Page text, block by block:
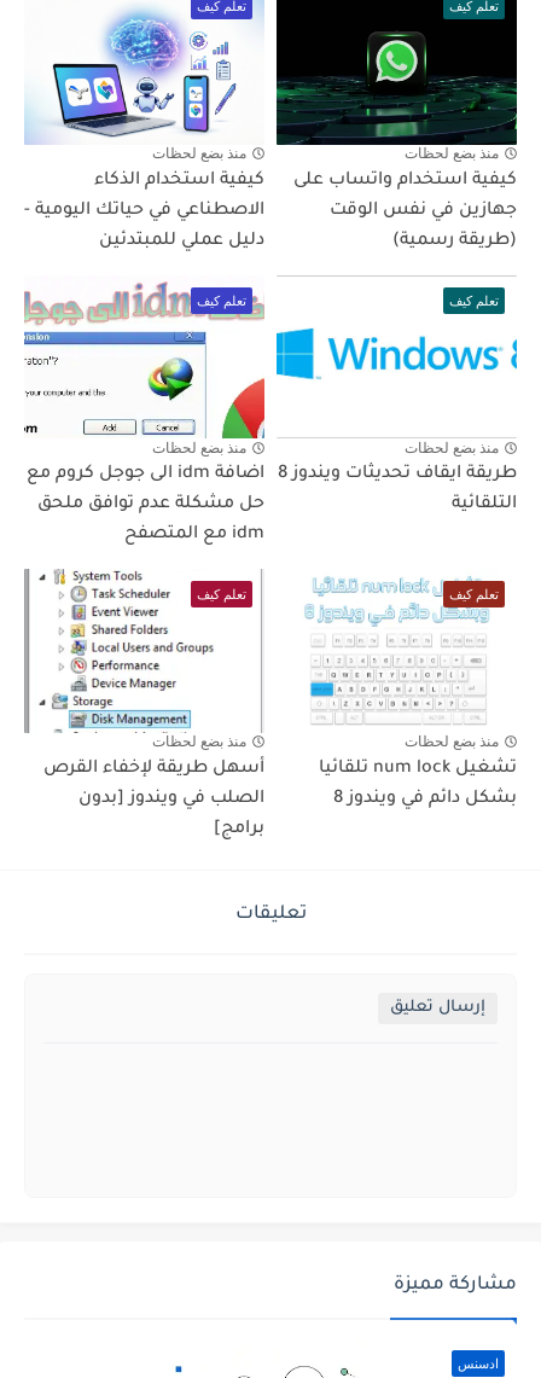
تعلم كيف
منذ بضع لحظات
كيفية استخدام واتساب على
جهازين في نفس الوقت
(طريقة رسمية)
تعلم كيف
منذ بضع لحظات
كيفية استخدام الذكاء
الاصطناعي في حياتك اليومية -
دليل عملي للمبتدئين
تعلم كيف
منذ بضع لحظات
طريقة ايقاف تحديثات ويندوز 8
التلقائية
تعلم كيف
منذ بضع لحظات
اضافة idm الى جوجل كروم مع
حل مشكلة عدم توافق ملحق
idm مع المتصفح
تعلم كيف
منذ بضع لحظات
تشغيل num lock تلقائيا
بشكل دائم في ويندوز 8
تعلم كيف
منذ بضع لحظات
أسهل طريقة لإخفاء القرص
الصلب في ويندوز [بدون
برامج]
تعليقات
إرسال تعليق
مشاركة مميزة
ادسنس